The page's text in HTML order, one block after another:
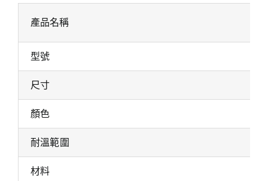
產品名稱
型號
尺寸
顏色
耐溫範圍
材料